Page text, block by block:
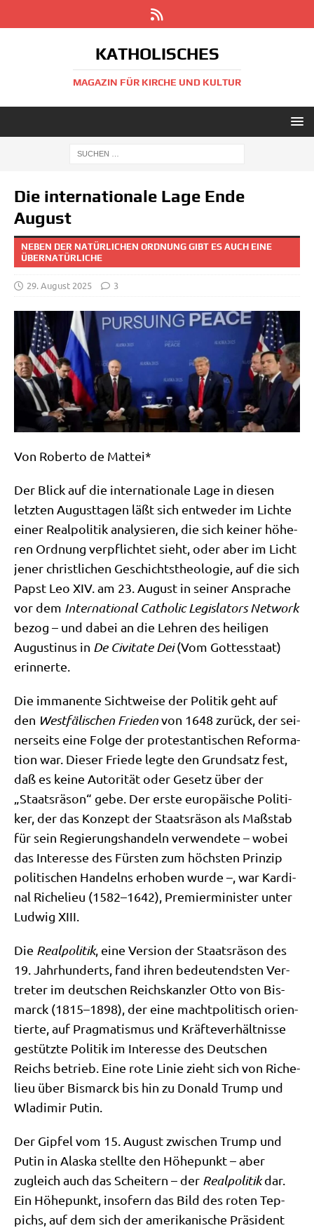
KATHOLISCHES
MAGAZIN FÜR KIRCHE UND KULTUR
Die internationale Lage Ende
August
NEBEN DER NATÜRLICHEN ORDNUNG GIBT ES AUCH EINE
ÜBERNATÜRLICHE
29. August 2025 3
Von Rober­to de Mattei*
Der Blick auf die inter­na­tio­na­le Lage in die­sen
letz­ten August­ta­gen läßt sich ent­we­der im Lich­te
einer Real­po­li­tik ana­ly­sie­ren, die sich kei­ner höhe­
ren Ord­nung ver­pflich­tet sieht, oder aber im Licht
jener christ­li­chen Geschichts­theo­lo­gie, auf die sich
Papst Leo XIV. am 23. August in sei­ner Anspra­che
vor dem Inter­na­tio­nal Catho­lic Legis­la­tors Net­work
bezog – und dabei an die Leh­ren des hei­li­gen
Augu­sti­nus in De Civi­ta­te Dei(Vom Got­tes­staat)
erinnerte.
Die imma­nen­te Sicht­wei­se der Poli­tik geht auf
den West­fä­li­schen Frie­denvon 1648 zurück, der sei­
ner­seits eine Fol­ge der pro­te­stan­ti­schen Refor­ma­
ti­on war. Die­ser Frie­de leg­te den Grund­satz fest,
daß es kei­ne Auto­ri­tät oder Gesetz über der
„Staats­rä­son“ gebe. Der erste euro­päi­sche Poli­ti­
ker, der das Kon­zept der Staats­rä­son als Maß­stab
für sein Regie­rungs­han­deln ver­wen­de­te – wobei
das Inter­es­se des Für­sten zum höch­sten Prin­zip
poli­ti­schen Han­delns erho­ben wur­de –, war Kar­di­
nal Riche­lieu (1582–1642), Pre­mier­mi­ni­ster unter
Lud­wig XIII.
Die Real­po­li­tik, eine Ver­si­on der Staats­rä­son des
19. Jahr­hun­derts, fand ihren bedeu­tend­sten Ver­
tre­ter im deut­schen Reichs­kanz­ler Otto von Bis­
marck (1815–1898), der eine macht­po­li­tisch ori­en­
tier­te, auf Prag­ma­tis­mus und Kräf­te­ver­hält­nis­se
gestütz­te Poli­tik im Inter­es­se des Deut­schen
Reichs betrieb. Eine rote Linie zieht sich von Riche­
lieu über Bis­marck bis hin zu Donald Trump und
Wla­di­mir Putin.
Der Gip­fel vom 15. August zwi­schen Trump und
Putin in Alas­ka stell­te den Höhe­punkt – aber
zugleich auch das Schei­tern – der Real­po­li­tikdar.
Ein Höhe­punkt, inso­fern das Bild des roten Tep­
pichs, auf dem sich der ame­ri­ka­ni­sche Prä­si­dent